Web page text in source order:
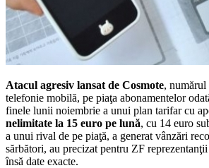
Atacul agresiv lansat de Cosmote, numărul
telefonie mobilă, pe piaţa abonamentelor
finele lunii noiembrie a unui plan tarifar cu
nelimitate la 15 euro pe lună, cu 14 euro
a unui rival de pe piaţă, a generat vânzări
sărbători, au precizat pentru ZF
însă date exacte.